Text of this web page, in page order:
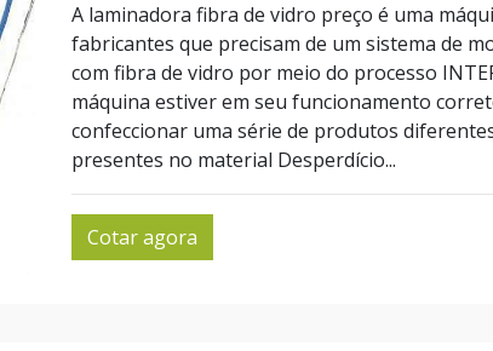
A laminadora fibra de vidro preço é uma
fabricantes que precisam de um sistema de
com fibra de vidro por meio do processo
máquina estiver em seu funcionamento
confeccionar uma série de produtos
presentes no material Desperdício...
Cotar agora